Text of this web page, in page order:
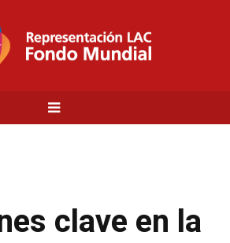
clave en la